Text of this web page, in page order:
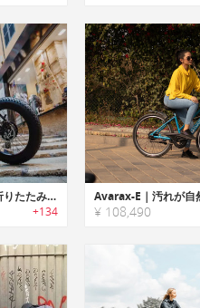
MATE X｜コンパクトに折りたたみ可能なパワフル電動バイク「メイトエックス」
+134 ¥ 108,490